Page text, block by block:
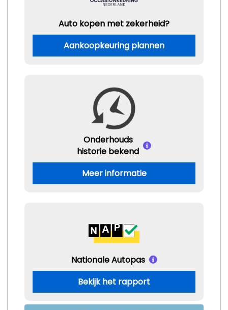
Auto kopen met zekerheid?
Aankoopkeuring plannen
Onderhouds
historie bekend
Meer informatie
Nationale Autopas
Bekijk het rapport